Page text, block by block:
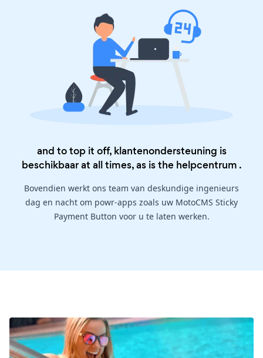
and to top it off, klantenondersteuning is
beschikbaar at all times, as is the helpcentrum .
Bovendien werkt ons team van deskundige ingenieurs
dag en nacht om powr-apps zoals uw MotoCMS Sticky
Payment Button voor u te laten werken.